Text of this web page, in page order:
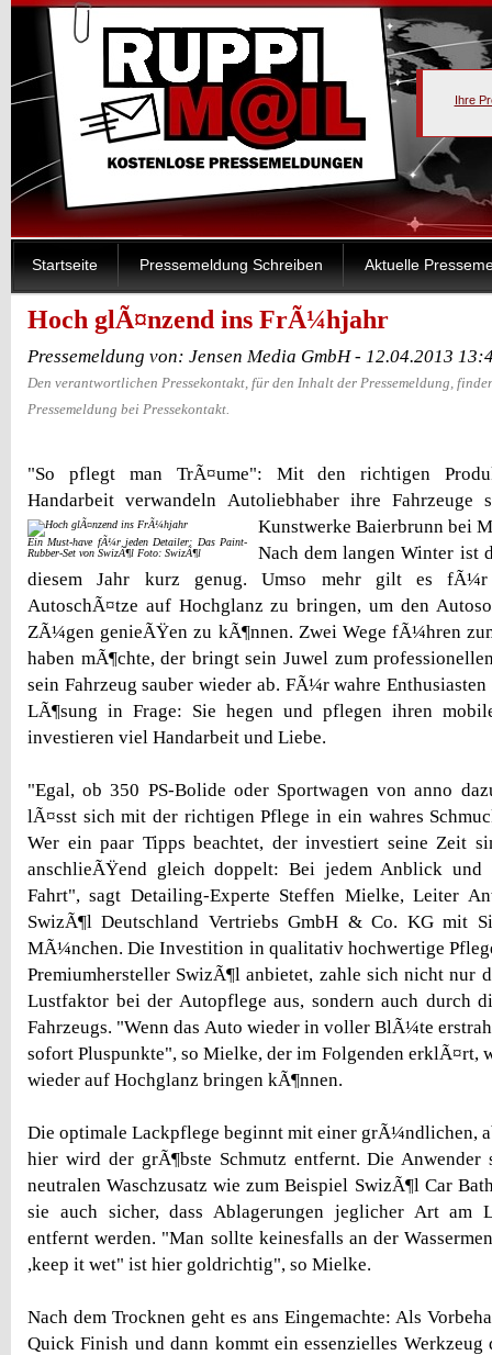
Ihre
Startseite Pressemeldung Schreiben Aktuelle
Hoch glÃ¤nzend ins FrÃ¼hjahr
Pressemeldung von: Jensen Media GmbH - 12.04.2013
Den verantwortlichen Pressekontakt, für den Inhalt der Pressemeldung,
Pressemeldung bei Pressekontakt.
"So pflegt man TrÃ¤ume": Mit den richtigen
Handarbeit verwandeln Autoliebhaber ihre Fahrzeuge
Kunstwerke
Ein Must-have fÃ¼r jeden Detailer: Das Paint-
Rubber-Set von SwizÃ¶l Foto: SwizÃ¶l
Baierbrunn bei
Nach dem langen Winter ist
diesem Jahr kurz genug. Umso mehr gilt es fÃ¼r
AutoschÃ¤tze auf Hochglanz zu bringen, um den
ZÃ¼gen genieÃŸen zu kÃ¶nnen. Zwei Wege fÃ¼hren
haben mÃ¶chte, der bringt sein Juwel zum
sein Fahrzeug sauber wieder ab. FÃ¼r wahre
LÃ¶sung in Frage: Sie hegen und pflegen ihren
investieren viel Handarbeit und Liebe.
"Egal, ob 350 PS-Bolide oder Sportwagen von anno
lÃ¤sst sich mit der richtigen Pflege in ein wahres
Wer ein paar Tipps beachtet, der investiert seine Zeit
anschlieÃŸend gleich doppelt: Bei jedem Anblick
Fahrt", sagt Detailing-Experte Steffen Mielke, Leiter
SwizÃ¶l Deutschland Vertriebs GmbH & Co. KG mit
MÃ¼nchen. Die Investition in qualitativ hochwertige
Premiumhersteller SwizÃ¶l anbietet, zahle sich nicht nur
Lustfaktor bei der Autopflege aus, sondern auch durch
Fahrzeugs. "Wenn das Auto wieder in voller BlÃ¼te
sofort Pluspunkte", so Mielke, der im Folgenden erklÃ¤rt,
wieder auf Hochglanz bringen kÃ¶nnen.
Die optimale Lackpflege beginnt mit einer grÃ¼ndlichen,
hier wird der grÃ¶bste Schmutz entfernt. Die Anwender
neutralen Waschzusatz wie zum Beispiel SwizÃ¶l Car
sie auch sicher, dass Ablagerungen jeglicher Art am
entfernt werden. "Man sollte keinesfalls an der
,keep it wet" ist hier goldrichtig", so Mielke.
Nach dem Trocknen geht es ans Eingemachte: Als
Quick Finish und dann kommt ein essenzielles